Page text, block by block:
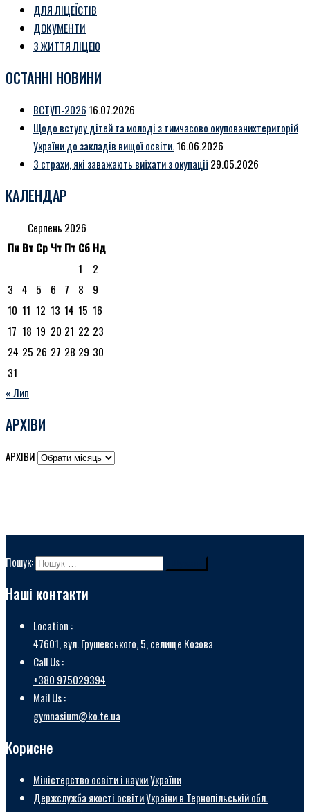
ДЛЯ ЛІЦЕЇСТІВ
ДОКУМЕНТИ
З ЖИТТЯ ЛІЦЕЮ
ОСТАННІ НОВИНИ
ВСТУП-2026 16.07.2026
Щодо вступу дітей та молоді з тимчасово окупованихтериторій
України до закладів вищої освіти.16.06.2026
3 страхи, які заважають виїхати з окупації29.05.2026
КАЛЕНДАР
Серпень 2026
Пн Вт Ср Чт Пт Сб Нд
1
2
3
4 5 6 7 8
9
10 11 12 13 14 15 16
17 18 19 20 21 22 23
24 25 26 27 28 29 30
31
« Лип
АРХІВИ
АРХІВИ
Пошук:
Наші контакти
Location :
47601, вул. Грушевського, 5, селище Козова
Call Us :
+380 975029394
Mail Us :
gymnasium@ko.te.ua
Корисне
Міністерство освіти і науки України
Держслужба якості освіти України в Тернопільській обл.